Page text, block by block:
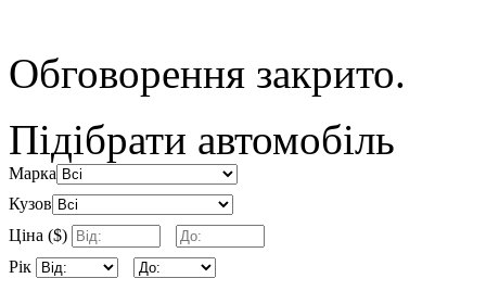
Обговорення закрито.
Підібрати автомобіль
Марка
Кузов
Ціна ($)
Рік